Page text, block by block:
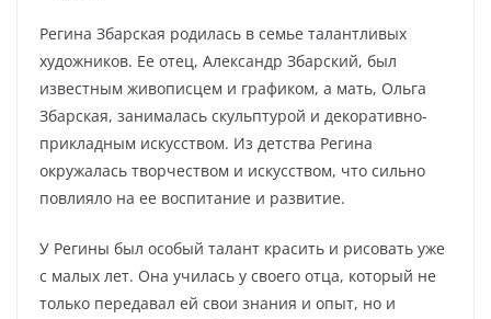
Регина Збарская родилась в семье талантливых
художников. Ее отец, Александр Збарский, был
известным живописцем и графиком, а мать, Ольга
Збарская, занималась скульптурой и декоративно-
прикладным искусством. Из детства Регина
окружалась творчеством и искусством, что сильно
повлияло на ее воспитание и развитие.
У Регины был особый талант красить и рисовать уже
с малых лет. Она училась у своего отца, который не
только передавал ей свои знания и опыт, но и